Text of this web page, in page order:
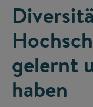
gelernt
haben